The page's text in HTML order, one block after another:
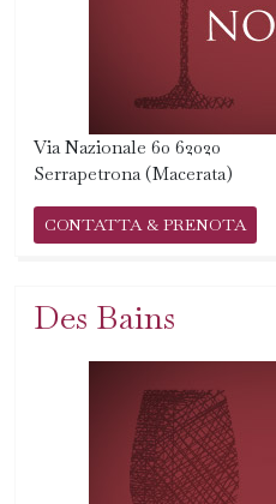
Via Nazionale 60 62020
Serrapetrona (Macerata)
CONTATTA & PRENOTA
Des Bains